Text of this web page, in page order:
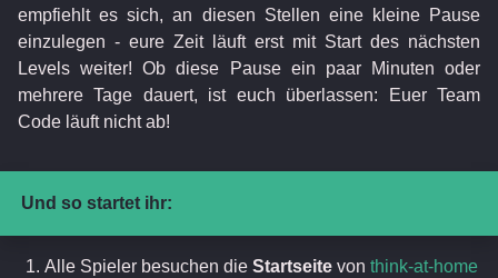
empfiehlt es sich, an diesen Stellen eine kleine Pause
einzulegen - eure Zeit läuft erst mit Start des nächsten
Levels weiter! Ob diese Pause ein paar Minuten oder
mehrere Tage dauert, ist euch überlassen: Euer Team
Code läuft nicht ab!
Und so startet ihr:
Alle Spieler besuchen die Startseite von think-at-home